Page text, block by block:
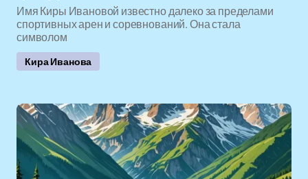
Имя Киры Ивановой известно далеко за пределами
спортивных арен и соревнований. Она стала
символом
Кира Иванова